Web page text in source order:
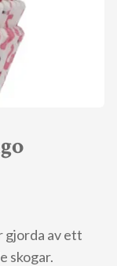
gjorda av ett
skogar.